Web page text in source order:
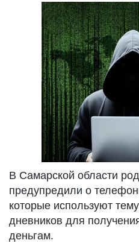
В Самарской области
предупредили о
которые используют
дневников для
деньгам.